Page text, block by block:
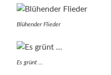
Blühender Flieder
Es grünt …